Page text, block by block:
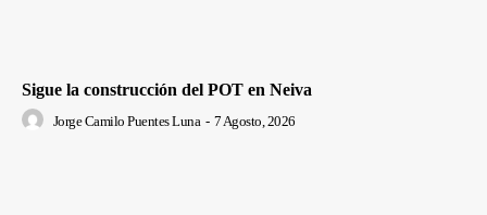
Sigue la construcción del POT en Neiva
Jorge Camilo Puentes Luna - 7 Agosto, 2026